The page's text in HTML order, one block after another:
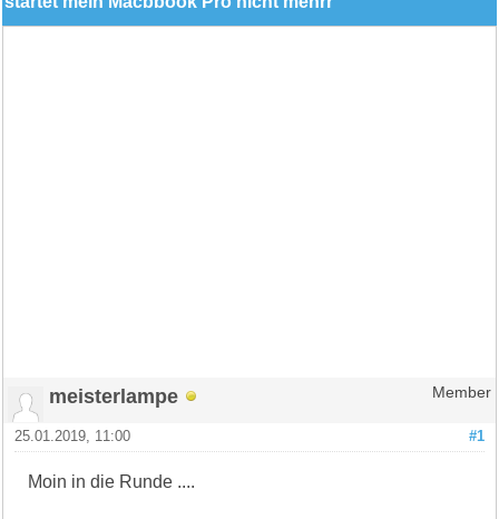
meisterlampe Member
#1
25.01.2019, 11:00
Moin in die Runde ....